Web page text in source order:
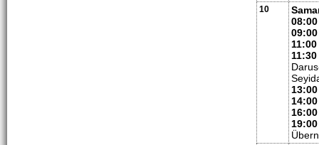
10
08:00
09:00
11:00
11:30
13:00
14:00
16:00
19:00